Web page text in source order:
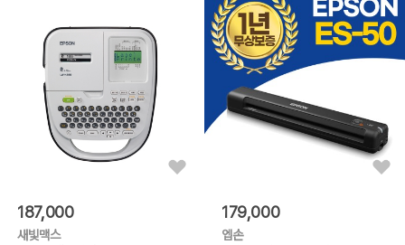
187,000
새빛맥스
179,000
엡손